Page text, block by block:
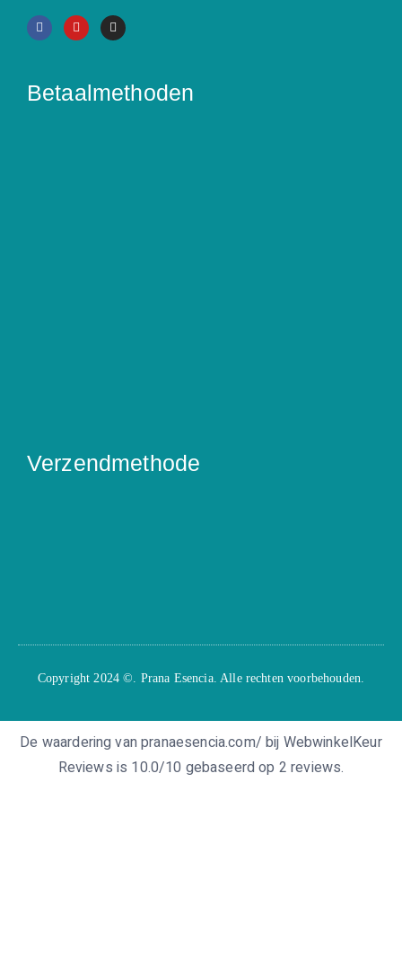
Betaalmethoden
Verzendmethode
Copyright 2024 ©. Prana Esencia. Alle rechten voorbehouden.
De waardering van pranaesencia.com/ bij WebwinkelKeur
Reviews is 10.0/10 gebaseerd op 2 reviews.